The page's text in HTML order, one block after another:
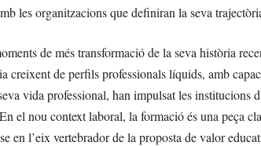
les organitzacions que definiran la seva
de més transformació de la seva història
creixent de perfils professionals líquids, amb
vida professional, han impulsat les institucions
el nou context laboral, la formació és una peça
en l’eix vertebrador de la proposta de valor